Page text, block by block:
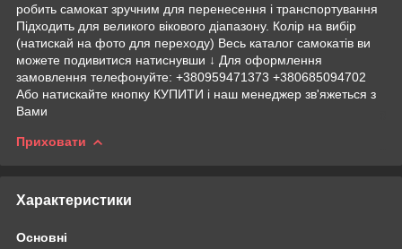
робить самокат зручним для перенесення і транспортування
Підходить для великого вікового діапазону. Колір на вибір
(натискай на фото для переходу) Весь каталог самокатів ви
можете подивитися натиснувши ↓ Для оформлення
замовлення телефонуйте: +380959471373 +380685094702
Або натискайте кнопку КУПИТИ і наш менеджер зв'яжеться з
Вами
Приховати
Характеристики
Основні